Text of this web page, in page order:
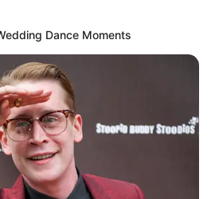
Dance Moments